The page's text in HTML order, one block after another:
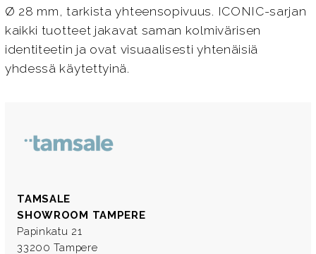
Ø 28 mm, tarkista yhteensopivuus. ICONIC-sarjan
kaikki tuotteet jakavat saman kolmivärisen
identiteetin ja ovat visuaalisesti yhtenäisiä
yhdessä käytettyinä.
TAMSALE
SHOWROOM TAMPERE
Papinkatu 21
33200 Tampere